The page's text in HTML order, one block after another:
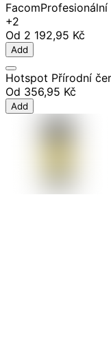
FacomProfesionální
+2
Od 2 192,95 Kč
Add
Hotspot Přírodní
Od 356,95 Kč
Add